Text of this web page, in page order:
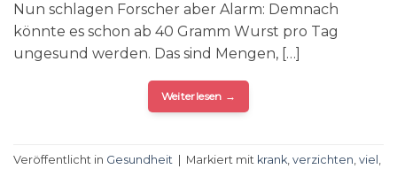
Nun schlagen Forscher aber Alarm: Demnach
könnte es schon ab 40 Gramm Wurst pro Tag
ungesund werden. Das sind Mengen, […]
Weiterlesen →
Veröffentlicht in Gesundheit | Markiert mit krank verzichten viel